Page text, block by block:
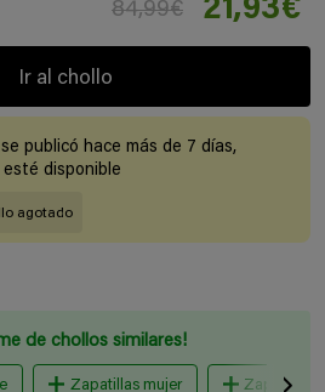
84,99€ 21,93€
Ir al chollo
publicó hace más de 7 días,
disponible
agotado
de chollos similares!
Zapatillas mujer Zapatillas